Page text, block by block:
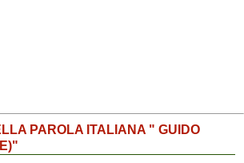
PAROLA ITALIANA " GUIDO